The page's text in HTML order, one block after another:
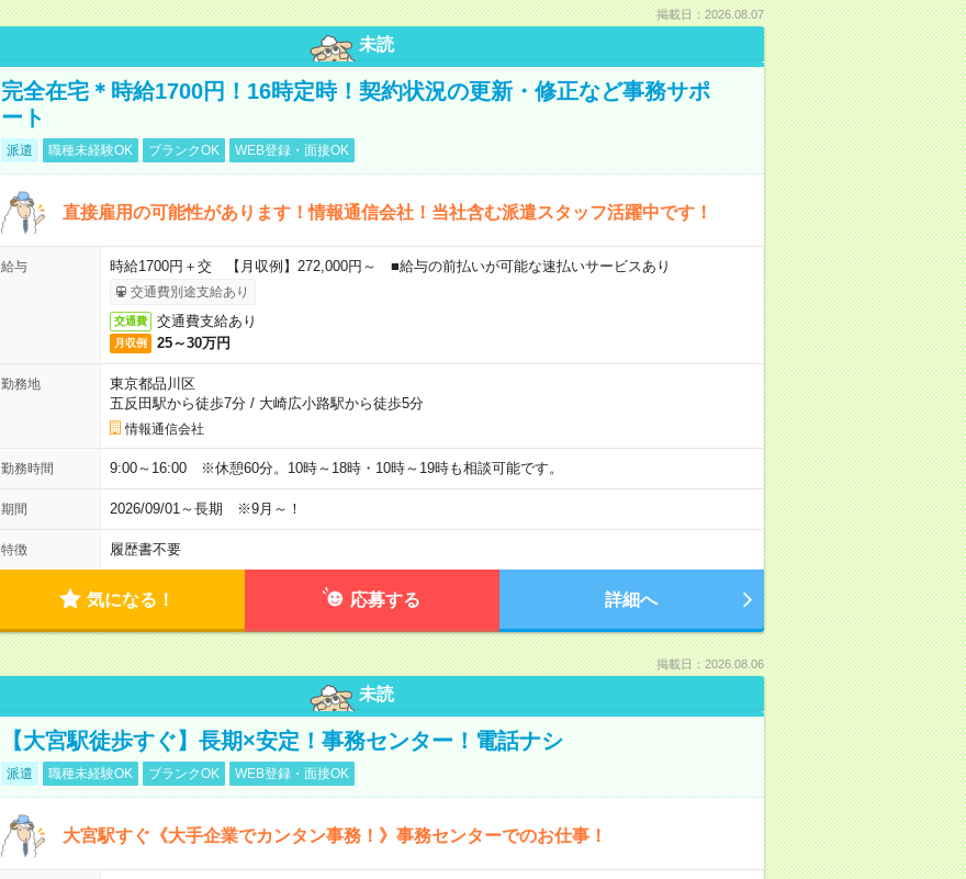
掲載日：2026.08.07
未読
完全在宅＊時給1700円！16時定時！契約状況の更新・修正など事務サポ
ート
派遣 職種未経験OK ブランクOK WEB登録・面接OK
直接雇用の可能性があります！情報通信会社！当社含む派遣スタッフ活躍中です！
給与 時給1700円＋交 【月収例】272,000円～ ■給与の前払いが可能な速払いサービスあり
交通費別途支給あり
交通費 交通費支給あり
月収例 25～30万円
勤務地
東京都品川区
五反田駅から徒歩7分/ 大崎広小路駅から徒歩5分
情報通信会社
勤務時間 9:00～16:00 ※休憩60分。10時～18時・10時～19時も相談可能です。
期間 2026/09/01～長期 ※9月～！
特徴 履歴書不要
気になる！ 応募する 詳細へ
掲載日：2026.08.06
未読
【大宮駅徒歩すぐ】長期×安定！事務センター！電話ナシ
派遣 職種未経験OK ブランクOK WEB登録・面接OK
大宮駅すぐ《大手企業でカンタン事務！》事務センターでのお仕事！